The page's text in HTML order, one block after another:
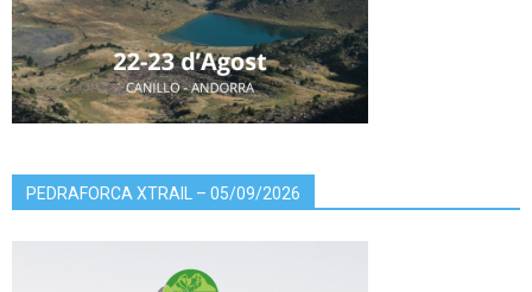
PEDRAFORCA XTRAIL – 05/09/2026